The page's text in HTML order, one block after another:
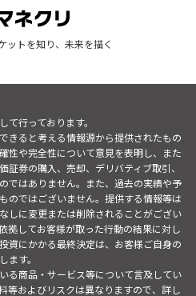
ットを知り、未来を描く
行っております。
きると考える情報源から提供されたもの
性や完全性について意見を表明し、また
券の購入、売却、デリバティブ取引、
ではありません。また、過去の実績や予
のではございません。提供する情報等は
しに変更または削除されることがござい
拠してお客様が取った行動の結果に対し
資にかかる最終決定は、お客様ご自身の
ます。
る商品・サービス等について言及してい
等およびリスクは異なりますので、詳し